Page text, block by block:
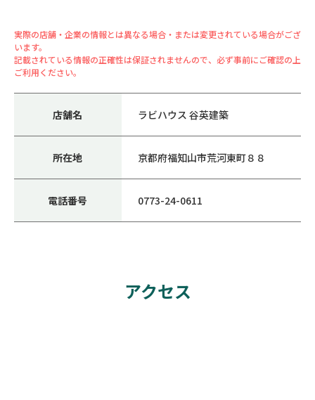
実際の店舗・企業の情報とは異なる場合・または変更されている場合がござ
います。
記載されている情報の正確性は保証されませんので、必ず事前にご確認の上
ご利用ください。
店舗名 ラビハウス 谷英建築
所在地 京都府福知山市荒河東町８８
電話番号 0773-24-0611
アクセス